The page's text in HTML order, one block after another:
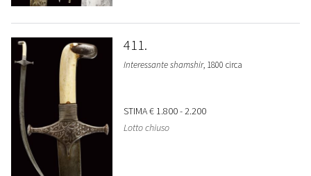
411
Interessante shamshir, 1800 circa
STIMA€ 1.800 - 2.200
Lotto chiuso